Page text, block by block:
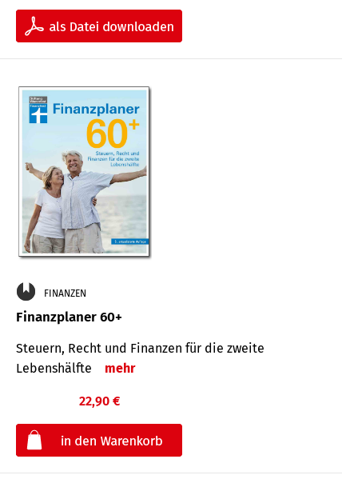
FINANZEN
Finanzplaner 60+
Steuern, Recht und Finanzen für die zweite
Lebenshälfte
mehr
22,90 €